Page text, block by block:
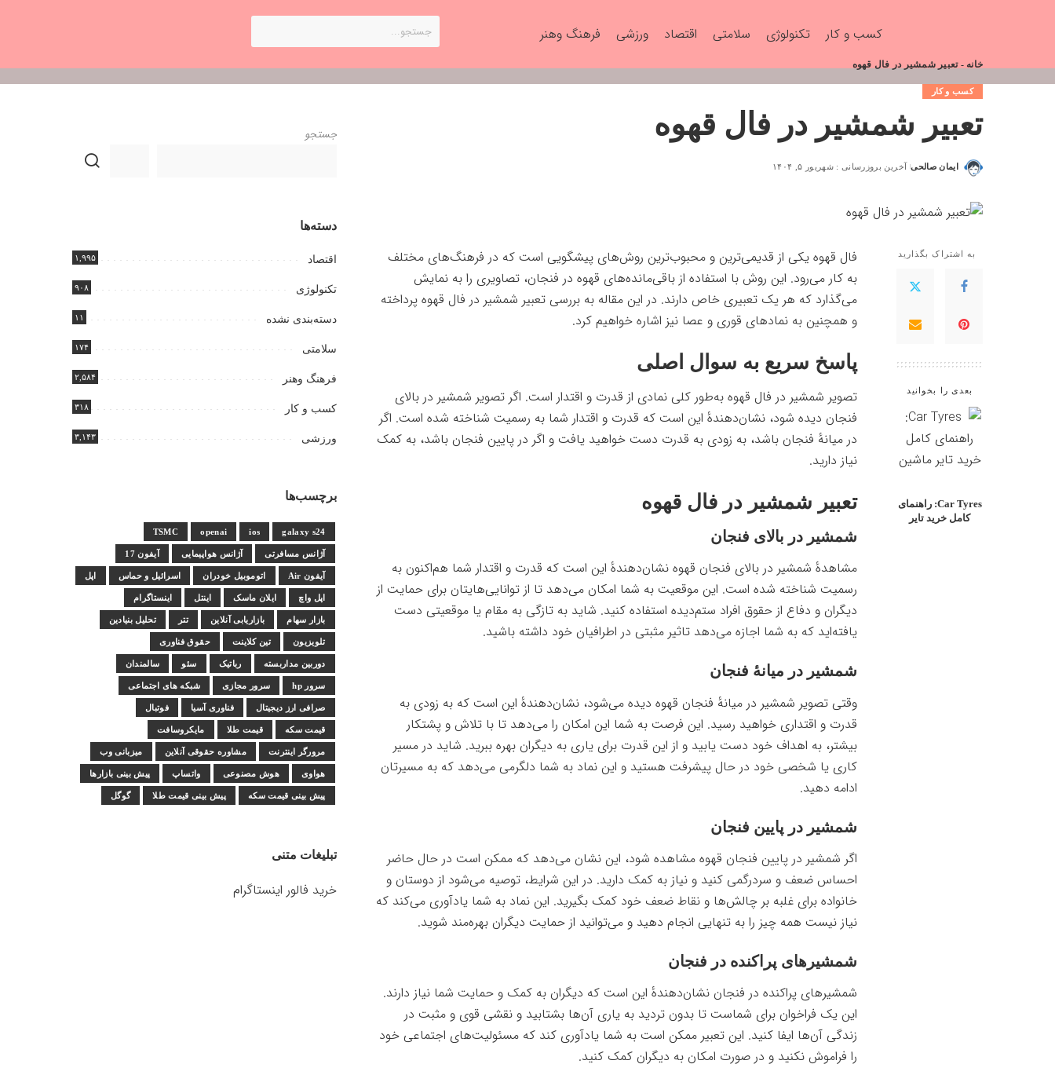
کسب و کار تکنولوژی سلامتی اقتصاد ورزشی فرهنگ وهنر
خانه -تعبیر شمشیر در فال قهوه
کسب و کار
تعبیر شمشیر در فال قهوه
ایمان صالحی آخرین بروزرسانی : شهریور ۵, ۱۴۰۴
به اشتراک بگذارید
بعدی را بخوانید
Car Tyres: راهنمای
کامل خرید تایر
فال قهوه یکی از قدیمی‌ترین و محبوب‌ترین روش‌های پیشگویی است که در فرهنگ‌های مختلف
به کار می‌رود. این روش با استفاده از باقی‌مانده‌های قهوه در فنجان، تصاویری را به نمایش
می‌گذارد که هر یک تعبیری خاص دارند. در این مقاله به بررسی تعبیر شمشیر در فال قهوه پرداخته
و همچنین به نمادهای قوری و عصا نیز اشاره خواهیم کرد.
پاسخ سریع به سوال اصلی
تصویر شمشیر در فال قهوه به‌طور کلی نمادی از قدرت و اقتدار است. اگر تصویر شمشیر در بالای
فنجان دیده شود، نشان‌دهندهٔ این است که قدرت و اقتدار شما به رسمیت شناخته شده است. اگر
در میانهٔ فنجان باشد، به زودی به قدرت دست خواهید یافت و اگر در پایین فنجان باشد، به کمک
نیاز دارید.
تعبیر شمشیر در فال قهوه
شمشیر در بالای فنجان
مشاهدهٔ شمشیر در بالای فنجان قهوه نشان‌دهندهٔ این است که قدرت و اقتدار شما هم‌اکنون به
رسمیت شناخته شده است. این موقعیت به شما امکان می‌دهد تا از توانایی‌هایتان برای حمایت از
دیگران و دفاع از حقوق افراد ستم‌دیده استفاده کنید. شاید به تازگی به مقام یا موقعیتی دست
یافته‌اید که به شما اجازه می‌دهد تاثیر مثبتی در اطرافیان خود داشته باشید.
شمشیر در میانهٔ فنجان
وقتی تصویر شمشیر در میانهٔ فنجان قهوه دیده می‌شود، نشان‌دهندهٔ این است که به زودی به
قدرت و اقتداری خواهید رسید. این فرصت به شما این امکان را می‌دهد تا با تلاش و پشتکار
بیشتر، به اهداف خود دست یابید و از این قدرت برای یاری به دیگران بهره ببرید. شاید در مسیر
کاری یا شخصی خود در حال پیشرفت هستید و این نماد به شما دلگرمی می‌دهد که به مسیرتان
ادامه دهید.
شمشیر در پایین فنجان
اگر شمشیر در پایین فنجان قهوه مشاهده شود، این نشان می‌دهد که ممکن است در حال حاضر
احساس ضعف و سردرگمی کنید و نیاز به کمک دارید. در این شرایط، توصیه می‌شود از دوستان و
خانواده برای غلبه بر چالش‌ها و نقاط ضعف خود کمک بگیرید. این نماد به شما یادآوری می‌کند که
نیاز نیست همه چیز را به تنهایی انجام دهید و می‌توانید از حمایت دیگران بهره‌مند شوید.
شمشیرهای پراکنده در فنجان
شمشیرهای پراکنده در فنجان نشان‌دهندهٔ این است که دیگران به کمک و حمایت شما نیاز دارند.
این یک فراخوان برای شماست تا بدون تردید به یاری آن‌ها بشتابید و نقشی قوی و مثبت در
زندگی آن‌ها ایفا کنید. این تعبیر ممکن است به شما یادآوری کند که مسئولیت‌های اجتماعی خود
را فراموش نکنید و در صورت امکان به دیگران کمک کنید.
جستجو
دسته‌ها
اقتصاد ۱,۹۹۵
تکنولوژی ۹۰۸
دسته‌بندی نشده ۱۱
سلامتی ۱۷۴
فرهنگ وهنر ۲,۵۸۴
کسب و کار ۳۱۸
ورزشی ۳,۱۴۳
برچسب‌ها
galaxy s24
ios
openai
TSMC
آژانس مسافرتی آژانس هواپیمایی آیفون 17
آیفون Air اتوموبیل خودران اسرائیل و حماس اپل
اپل واچ ایلان ماسک اینتل اینستاگرام
بازار سهام بازاریابی آنلاین تتر تحلیل بنیادین
تلویزیون تین کلاینت حقوق فناوری
دوربین مداربسته رباتیک سئو سالمندان
سرور hp سرور مجازی شبکه های اجتماعی
صرافی ارز دیجیتال فناوری آسیا فوتبال
قیمت سکه قیمت طلا مایکروسافت
مرورگر اینترنت مشاوره حقوقی آنلاین میزبانی وب
هواوی هوش مصنوعی واتساپ پیش بینی بازارها
پیش بینی قیمت سکه پیش بینی قیمت طلا گوگل
تبلیغات متنی
خرید فالور اینستاگرام